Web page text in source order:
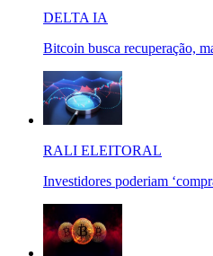
DELTA IA
Bitcoin busca recuperação,
RALI ELEITORAL
Investidores poderiam